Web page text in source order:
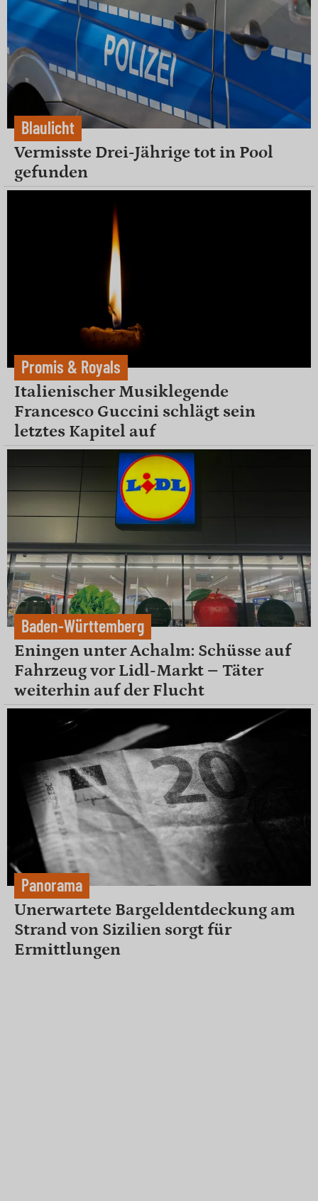
Blaulicht
Vermisste Drei-Jährige tot in Pool
gefunden
Promis & Royals
Italienischer Musiklegende
Francesco Guccini schlägt sein
letztes Kapitel auf
Baden-Württemberg
Eningen unter Achalm: Schüsse auf
Fahrzeug vor Lidl-Markt – Täter
weiterhin auf der Flucht
Panorama
Unerwartete Bargeldentdeckung am
Strand von Sizilien sorgt für
Ermittlungen